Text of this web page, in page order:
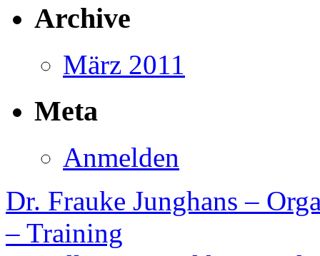
Archive
März 2011
Meta
Anmelden
Dr. Frauke Junghans –
– Training